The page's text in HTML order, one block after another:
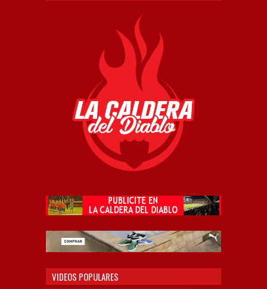
VIDEOS POPULARES